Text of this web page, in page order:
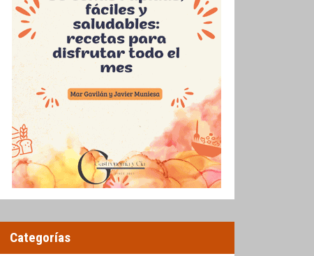
Categorías